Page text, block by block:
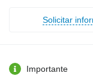
Solicitar
Importante